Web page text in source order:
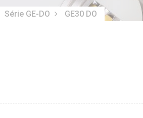
Série GE-DO GE30 DO